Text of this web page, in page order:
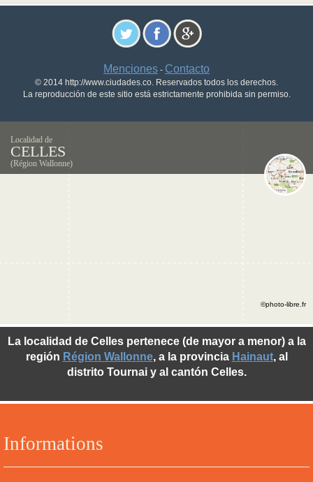
Menciones - Contacto
© 2014 http://www.ciudades.co. Reservados todos los derechos.
La reproducción de este sitio está estrictamente prohibida sin permiso.
Localidad de
CELLES
(Région Wallonne)
Informations
La localidad de Celles pertenece (de mayor a menor) a la
región Région Wallonne, a la provincia Hainaut, al
distrito Tournai y al cantón Celles.
©photo-libre.fr